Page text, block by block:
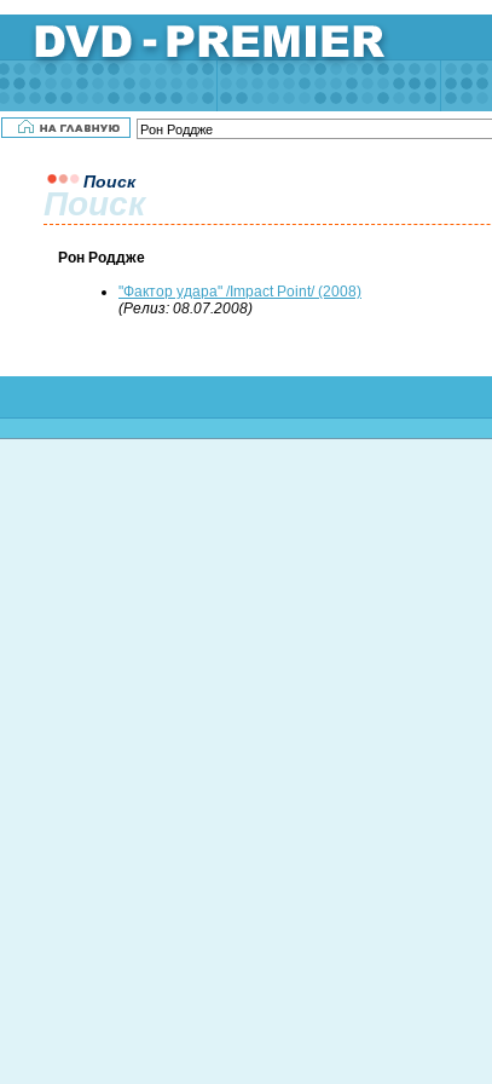
Поиск
Поиск
Рон Роддже
"Фактор удара" /Impact Point/ (2008)
(Релиз: 08.07.2008)